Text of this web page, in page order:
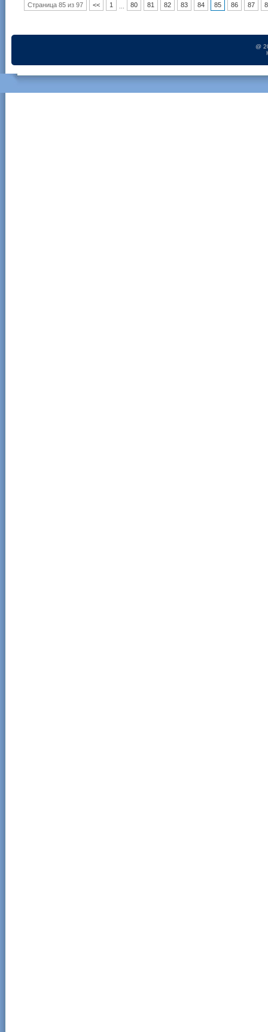
Страница 85 из 97 << 1 80 81 82 83 84 85 86 87
@